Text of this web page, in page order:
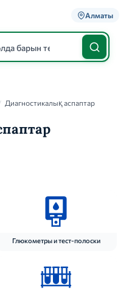
Алматы
Диагностикалық аспаптар
Глюкометры и тест-полоски